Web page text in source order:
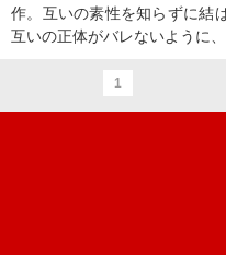
作。互いの素性を知らずに結
互いの正体がバレないように
1